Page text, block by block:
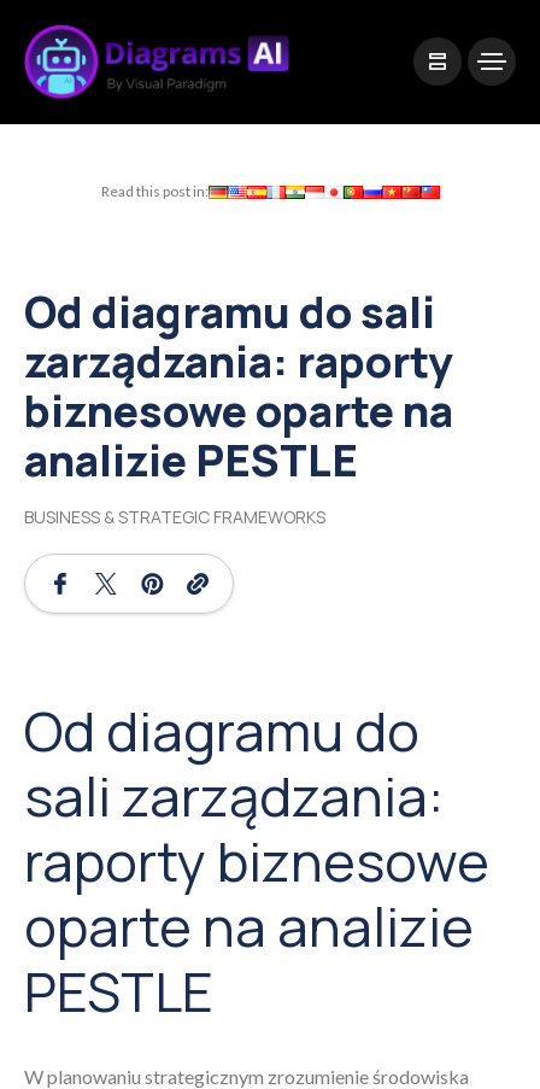
Read this post in:
Od diagramu do sali
zarządzania: raporty
biznesowe oparte na
analizie PESTLE
BUSINESS & STRATEGIC FRAMEWORKS
Od diagramu do
sali zarządzania:
raporty biznesowe
oparte na analizie
PESTLE
W planowaniu strategicznym zrozumienie środowiska